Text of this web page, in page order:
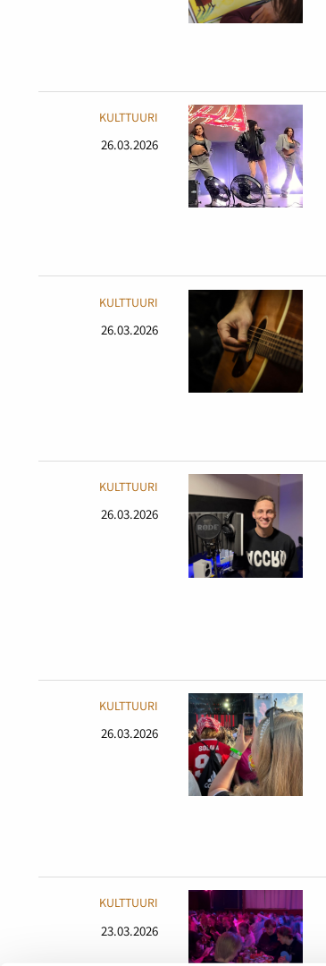
KULTTUURI
26.03.2026
KULTTUURI
26.03.2026
KULTTUURI
26.03.2026
KULTTUURI
26.03.2026
KULTTUURI
23.03.2026